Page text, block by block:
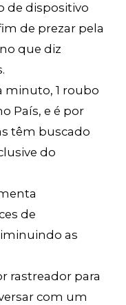
de dispositivo
de prezar pela
que diz
minuto, 1 roubo
País, e é por
têm buscado
do
de
as
rastreador para
com um